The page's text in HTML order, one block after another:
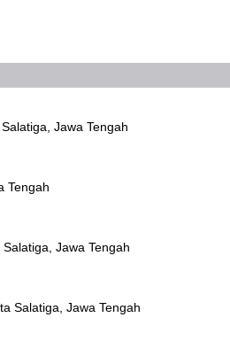
Jawa Tengah
Tengah
Jawa Tengah
Salatiga, Jawa Tengah